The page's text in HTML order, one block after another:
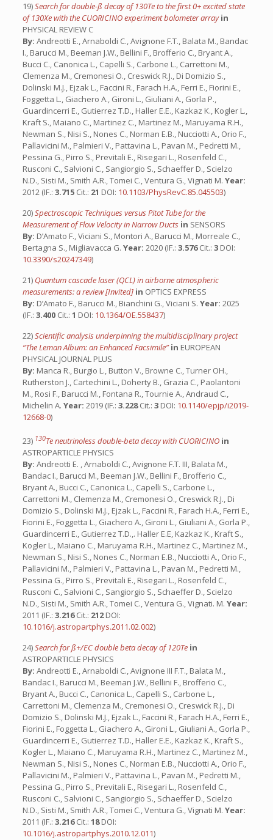
19)Search for double-ß decay of 130Te to the first 0+ excited state
of 130Xe with the CUORICINO experiment bolometer arrayin
PHYSICAL REVIEW C
By: Andreotti E., Arnaboldi C., Avignone F.T., Balata M., Bandac
I., Barucci M., Beeman J.W., Bellini F., Brofferio C., Bryant A.,
Bucci C., Canonica L., Capelli S., Carbone L., Carrettoni M.,
Clemenza M., Cremonesi O., Creswick R.J., Di Domizio S.,
Dolinski M.J., Ejzak L., Faccini R., Farach H.A., Ferri E., Fiorini E.,
Foggetta L., Giachero A., Gironi L., Giuliani A., Gorla P.,
Guardincerri E., Gutierrez T.D., Haller E.E., Kazkaz K., Kogler L.,
Kraft S., Maiano C., Martinez C., Martinez M., Maruyama R.H.,
Newman S., Nisi S., Nones C., Norman E.B., Nucciotti A., Orio F.,
Pallavicini M., Palmieri V., Pattavina L., Pavan M., Pedretti M.,
Pessina G., Pirro S., Previtali E., Risegari L., Rosenfeld C.,
Rusconi C., Salvioni C., Sangiorgio S., Schaeffer D., Scielzo
N.D., Sisti M., Smith A.R., Tomei C., Ventura G., Vignati M. Year:
2012 (IF.: 3.715 Cit.: 21 DOI: 10.1103/PhysRevC.85.045503)
20)Spectroscopic Techniques versus Pitot Tube for the
Measurement of Flow Velocity in Narrow Ducts in SENSORS
By: D’Amato F., Viciani S., Montori A., Barucci M., Morreale C.,
Bertagna S., Migliavacca G. Year: 2020 (IF.: 3.576Cit.: 3 DOI:
10.3390/s20247349)
21) Quantum cascade laser (QCL) in airborne atmospheric
measurements: a review [Invited] in OPTICS EXPRESS
By: D’Amato F., Barucci M., Bianchini G., Viciani S. Year: 2025
(IF.: 3.400 Cit.: 1 DOI: 10.1364/OE.558437)
22)Scientific analysis underpinning the multidisciplinary project
“The Leman Album: an Enhanced Facsimile”in EUROPEAN
PHYSICAL JOURNAL PLUS
By: Manca R., Burgio L., Button V., Browne C., Turner OH.,
Rutherston J., Cartechini L., Doherty B., Grazia C., Paolantoni
M., Rosi F., Barucci M., Fontana R., Tournie A., Andraud C.,
Michelin A. Year: 2019 (IF.: 3.228Cit.: 3 DOI: 10.1140/epjp/i2019-
12668-0)
23) 130Te neutrinoless double-beta decay with CUORICINO in
ASTROPARTICLE PHYSICS
By: Andreotti E. , Arnaboldi C., Avignone F.T. III, Balata M.,
Bandac I., Barucci M., Beeman J.W., Bellini F., Brofferio C.,
Bryant A., Bucci C., Canonica L., Capelli S., Carbone L.,
Carrettoni M., Clemenza M., Cremonesi O., Creswick R.J., Di
Domizio S., Dolinski M.J., Ejzak L., Faccini R., Farach H.A., Ferri E.,
Fiorini E., Foggetta L., Giachero A., Gironi L., Giuliani A., Gorla P.,
Guardincerri E., Gutierrez T.D.,. Haller E.E, Kazkaz K., Kraft S.,
Kogler L., Maiano C., Maruyama R.H., Martinez C., Martinez M.,
Newman S., Nisi S., Nones C., Norman E.B., Nucciotti A., Orio F.,
Pallavicini M., Palmieri V., Pattavina L., Pavan M., Pedretti M.,
Pessina G., Pirro S., Previtali E., Risegari L., Rosenfeld C.,
Rusconi C., Salvioni C., Sangiorgio S., Schaeffer D., Scielzo
N.D., Sisti M., Smith A.R., Tomei C., Ventura G., Vignati. M. Year:
2011 (IF.: 3.216Cit.: 212DOI:
10.1016/j.astropartphys.2011.02.002)
24)Search for ß+/EC double beta decay of 120Te in
ASTROPARTICLE PHYSICS
By: Andreotti E., Arnaboldi C., Avignone III F.T., Balata M.,
Bandac I., Barucci M., Beeman J.W., Bellini F., Brofferio C.,
Bryant A., Bucci C., Canonica L., Capelli S., Carbone L.,
Carrettoni M., Clemenza M., Cremonesi O., Creswick R.J., Di
Domizio S., Dolinski M.J., Ejzak L., Faccini R., Farach H.A., Ferri E.,
Fiorini E., Foggetta L., Giachero A., Gironi L., Giuliani A., Gorla P.,
Guardincerri E., Gutierrez T.D., Haller E.E., Kazkaz K., Kraft S.,
Kogler L., Maiano C., Maruyama R.H., Martinez C., Martinez M.,
Newman S., Nisi S., Nones C., Norman E.B., Nucciotti A., Orio F.,
Pallavicini M., Palmieri V., Pattavina L., Pavan M., Pedretti M.,
Pessina G., Pirro S., Previtali E., Risegari L., Rosenfeld C.,
Rusconi C., Salvioni C., Sangiorgio S., Schaeffer D., Scielzo
N.D., Sisti M., Smith A.R., Tomei C., Ventura G., Vignati M. Year:
2011 (IF.: 3.216Cit.: 18DOI:
10.1016/j.astropartphys.2010.12.011)